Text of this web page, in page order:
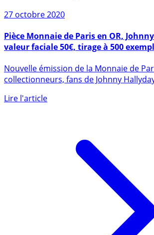
Sur le même sujet
27 octobre 2020
valeur faciale 50€, tirage à 500
collectionneurs, fans de Johnny